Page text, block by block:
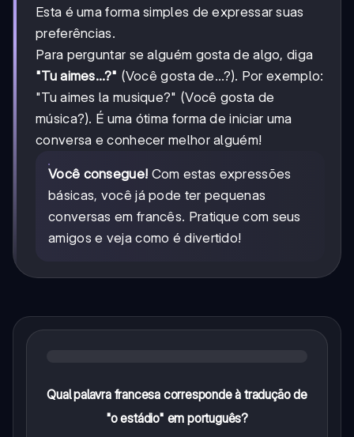
Esta é uma forma simples de expressar suas
preferências.
Para perguntar se alguém gosta de algo, diga
"Tu aimes...?" (Você gosta de...?). Por exemplo:
"Tu aimes la musique?" (Você gosta de
música?). É uma ótima forma de iniciar uma
conversa e conhecer melhor alguém!
Você consegue! Com estas expressões
básicas, você já pode ter pequenas
conversas em francês. Pratique com seus
amigos e veja como é divertido!
Qual palavra francesa corresponde à tradução de
"o estádio" em português?